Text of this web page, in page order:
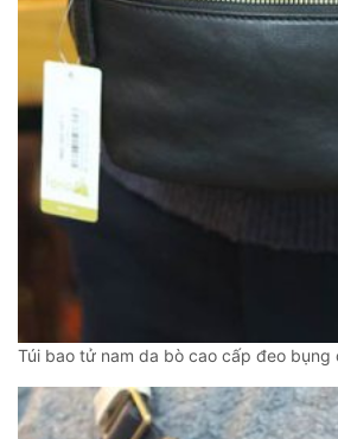
Túi bao tử nam da bò cao cấp đeo